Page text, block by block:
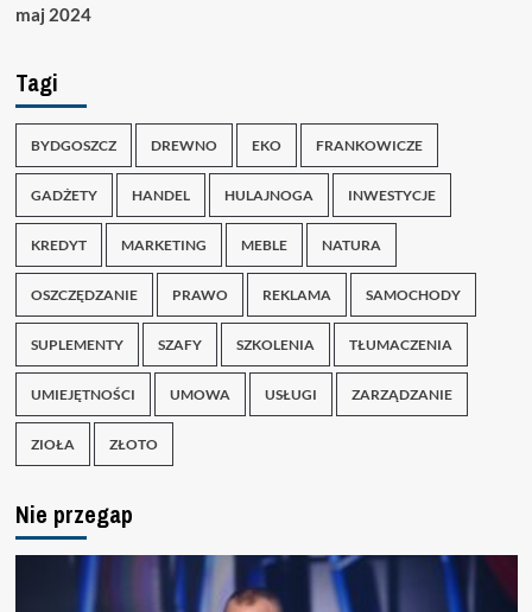
maj 2024
Tagi
BYDGOSZCZ DREWNO EKO FRANKOWICZE
GADŻETY HANDEL HULAJNOGA INWESTYCJE
KREDYT MARKETING MEBLE NATURA
OSZCZĘDZANIE PRAWO REKLAMA SAMOCHODY
SUPLEMENTY SZAFY SZKOLENIA TŁUMACZENIA
UMIEJĘTNOŚCI UMOWA USŁUGI ZARZĄDZANIE
ZIOŁA ZŁOTO
Nie przegap